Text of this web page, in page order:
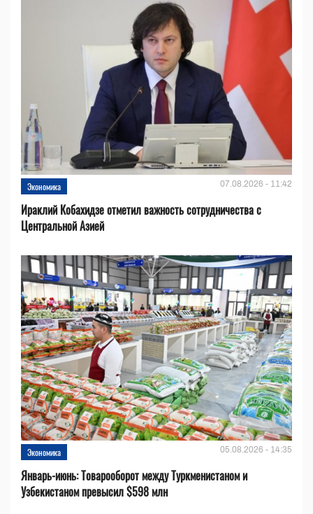
Экономика 07.08.2026 - 11:42
Ираклий Кобахидзе отметил важность сотрудничества с
Центральной Азией
Экономика 05.08.2026 - 14:35
Январь-июнь: Товарооборот между Туркменистаном и
Узбекистаном превысил $598 млн